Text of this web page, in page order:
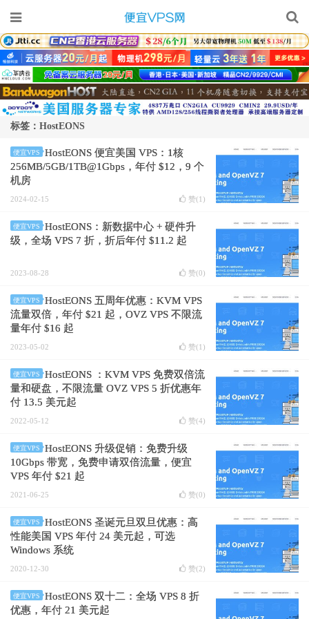
标签：HostEONS
便宜VPS
HostEONS 便宜美国 VPS：1核
256MB/5GB/1TB@1Gbps，年付 $12，9 个
机房
2024-02-15 赞(1 )
便宜VPS
HostEONS：新数据中心 + 硬件升
级，全场 VPS 7 折，折后年付 $11.2 起
2023-08-28 赞(0)
便宜VPS
HostEONS 五周年优惠：KVM VPS
流量双倍，年付 $21 起，OVZ VPS 不限流
量年付 $16 起
2023-05-02 赞(1 )
便宜VPS
HostEONS ：KVM VPS 免费双倍流
量和硬盘，不限流量 OVZ VPS 5 折优惠年
付 13.5 美元起
2022-05-12 赞(4)
便宜VPS
HostEONS 升级促销：免费升级
10Gbps 带宽，免费申请双倍流量，便宜
VPS 年付 $21 起
2021-06-25 赞(0)
便宜VPS
HostEONS 圣诞元旦双旦优惠：高
性能美国 VPS 年付 24 美元起，可选
Windows 系统
2020-12-30 赞(2)
便宜VPS
HostEONS 双十二：全场 VPS 8 折
优惠，年付 21 美元起